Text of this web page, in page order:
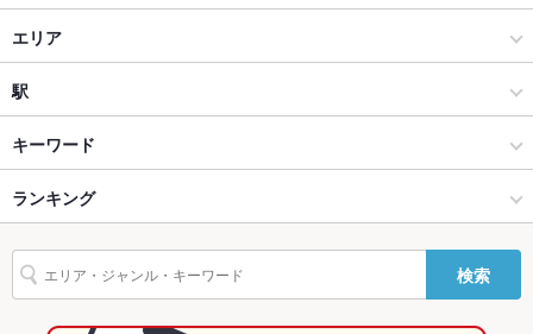
設備
バリアフリ
ー
あり ：御用の際はスタッフまで御声掛けください。
駐車場
ー
その他設備 －
北戸田焼肉ホルモンたけ田
仙台 焼肉 ホルモン たけ田 青葉通店
卓上レモンサワー飲み放題 焼肉ホルモンたけ田 札幌駅前店
蛇口からレモンサワー 茅ヶ崎焼肉ホルモンたけ田
辻堂焼肉ホルモン ニューたけ田
天神焼肉ホルモンたけ田 大名店
居酒屋
和風
新宿 × 居酒屋
新宿 × 和風
西武新宿駅 × 居酒屋
西武新宿駅 × 和風
エリア
歌舞伎町
歌舞伎町 × 居酒屋
歌舞伎町 × 和風
歌舞伎町 × 焼肉・ホルモン
歌舞伎町 × 焼肉
駅
新宿駅
新宿三丁目駅
西武新宿駅
キーワード
からあげ
ねぎ焼き コムタンラーメン
ランキング
東京のグルメランキング
東京の居酒屋ランキング
検索